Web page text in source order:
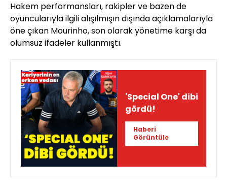
Hakem performansları, rakipler ve bazen de
oyuncularıyla ilgili alışılmışın dışında açıklamalarıyla
öne çıkan Mourinho, son olarak yönetime karşı da
olumsuz ifadeler kullanmıştı.
'Special One' dibi
gördü!
Haberi
Görüntüle